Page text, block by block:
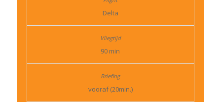
Delta
90 min
vooraf (20min.)